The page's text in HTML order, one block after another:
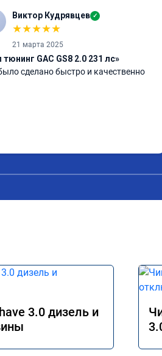
Виктор Кудрявцев ✓
★★★★★
21 марта 2025
тюнинг GAC GS8 2.0 231 лс»
сделано быстро и качественно
3.0 дизель и